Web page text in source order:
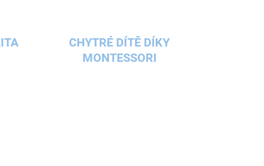
CHYTRÉ DÍTĚ DÍKY
MONTESSORI